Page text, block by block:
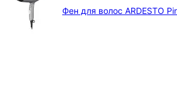
Фен для волос ARDESTO